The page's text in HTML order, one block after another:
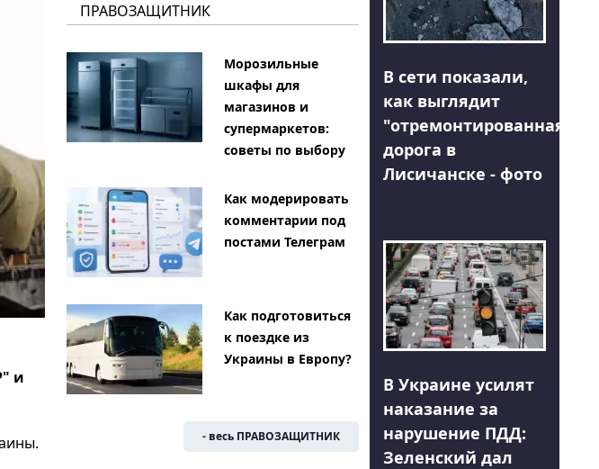
и
ПРАВОЗАЩИТНИК
Морозильные
шкафы для
магазинов и
супермаркетов:
советы по выбору
Как модерировать
комментарии под
постами Телеграм
Как подготовиться
к поездке из
Украины в Европу?
- весь ПРАВОЗАЩИТНИК
В сети показали,
как выглядит
"отремонтированная"
дорога в
Лисичанске - фото
В Украине усилят
наказание за
нарушение ПДД:
Зеленский дал